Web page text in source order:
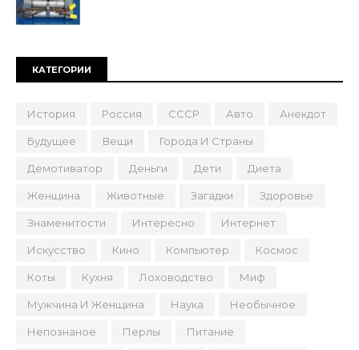
КАТЕГОРИИ
История Россия СССР Авто Анекдот
Будущее Вещи Города И Страны
Демотиватор Деньги Дети Диета
Женщина Животные Загадки Здоровье
Знаменитости Интересно Интернет
Искусство Кино Компьютер Космос
Коты Кухня Лоховодство Миф
Мужчина И Женщина Наука Необычное
Непознаное Перлы Питание